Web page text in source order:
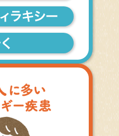
性結膜炎
じんましん
赤ちゃんのスキンケア
治療と仕事の両立支援
け